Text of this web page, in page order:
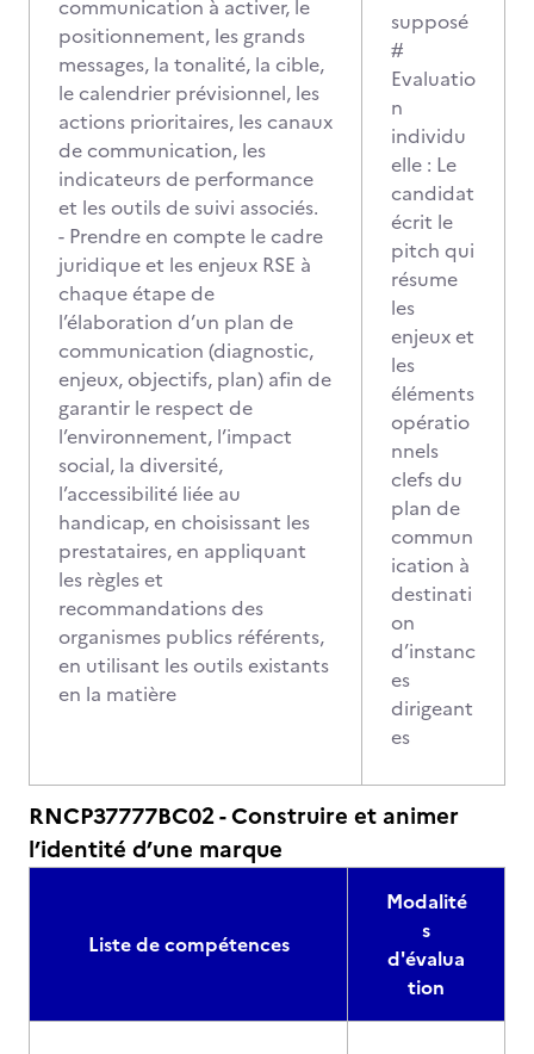
communication à activer, le
positionnement, les grands
messages, la tonalité, la cible,
le calendrier prévisionnel, les
actions prioritaires, les canaux
de communication, les
indicateurs de performance
et les outils de suivi associés.
- Prendre en compte le cadre
juridique et les enjeux RSE à
chaque étape de
l’élaboration d’un plan de
communication (diagnostic,
enjeux, objectifs, plan) afin de
garantir le respect de
l’environnement, l’impact
social, la diversité,
l’accessibilité liée au
handicap, en choisissant les
prestataires, en appliquant
les règles et
recommandations des
organismes publics référents,
en utilisant les outils existants
en la matière
supposé
#
Evaluatio
n
individu
elle : Le
candidat
écrit le
pitch qui
résume
les
enjeux et
les
éléments
opératio
nnels
clefs du
plan de
commun
ication à
destinati
on
d’instanc
es
dirigeant
es
RNCP37777BC02 - Construire et animer
l’identité d’une marque
Liste de compétences
Modalité
s
d'évalua
tion